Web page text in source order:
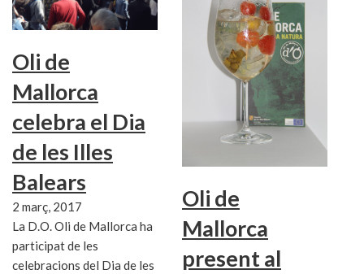
Oli de
Mallorca
celebra el Dia
de les Illes
Balears
2 març, 2017
La D.O. Oli de Mallorca ha
participat de les
celebracions del Dia de les
Oli de
Mallorca
present al